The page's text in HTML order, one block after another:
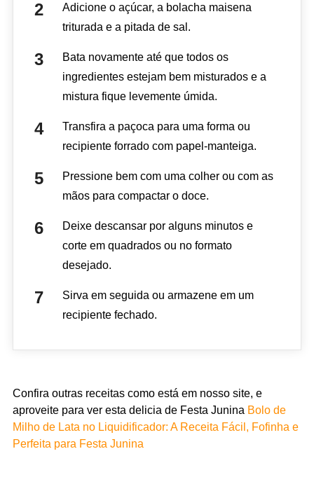
Adicione o açúcar, a bolacha maisena
triturada e a pitada de sal.
Bata novamente até que todos os
ingredientes estejam bem misturados e a
mistura fique levemente úmida.
Transfira a paçoca para uma forma ou
recipiente forrado com papel-manteiga.
Pressione bem com uma colher ou com as
mãos para compactar o doce.
Deixe descansar por alguns minutos e
corte em quadrados ou no formato
desejado.
Sirva em seguida ou armazene em um
recipiente fechado.
Confira outras receitas como está em nosso site, e
aproveite para ver esta delicia de Festa Junina Bolo de
Milho de Lata no Liquidificador: A Receita Fácil, Fofinha e
Perfeita para Festa Junina